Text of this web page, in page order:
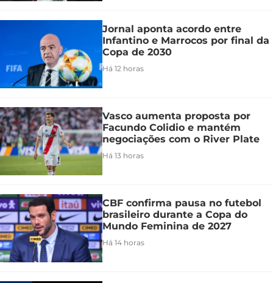
Jornal aponta acordo entre
Infantino e Marrocos por final da
Copa de 2030
Há 12 horas
Vasco aumenta proposta por
Facundo Colidio e mantém
negociações com o River Plate
Há 13 horas
CBF confirma pausa no futebol
brasileiro durante a Copa do
Mundo Feminina de 2027
Há 14 horas